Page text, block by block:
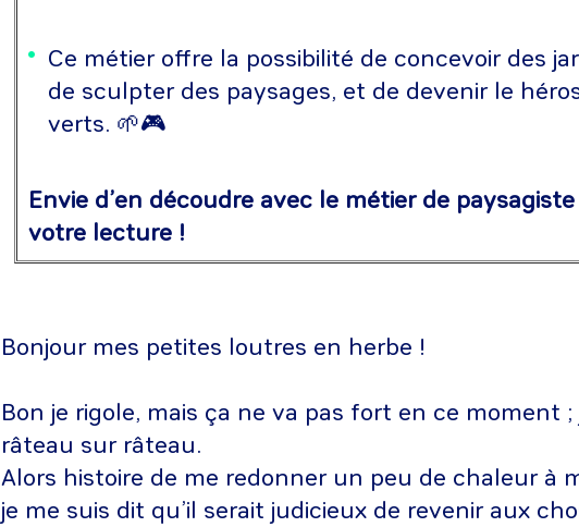
Ce métier offre la possibilité de concevoir des
de sculpter des paysages, et de devenir le
verts. 🌱🎮
Envie d’en découdre avec le métier de
votre lecture !
Bonjour mes petites loutres en herbe !
Bon je rigole, mais ça ne va pas fort en ce moment ;
râteau sur râteau.
Alors histoire de me redonner un peu de chaleur à
je me suis dit qu’il serait judicieux de revenir aux